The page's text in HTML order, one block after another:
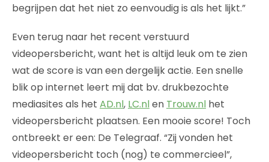
begrijpen dat het niet zo eenvoudig is als het lijkt.”
Even terug naar het recent verstuurd
videopersbericht, want het is altijd leuk om te zien
wat de score is van een dergelijk actie. Een snelle
blik op internet leert mij dat bv. drukbezochte
mediasites als het AD.nl, LC.nlen Trouw.nl het
videopersbericht plaatsen. Een mooie score! Toch
ontbreekt er een: De Telegraaf. “Zij vonden het
videopersbericht toch (nog) te commercieel”,